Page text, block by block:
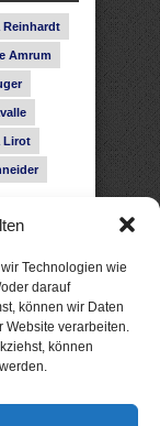
Technologien wie
darauf
können wir Daten
Website verarbeiten.
können
Reinhardt
Amrum
Lirot
J. Vellguth
Krist